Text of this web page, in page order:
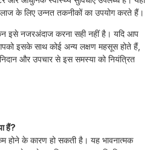
के लिए उन्नत तकनीकों का उपयोग करते हैं।
इसे नजरअंदाज करना सही नहीं है। यदि आप
इसके साथ कोई अन्य लक्षण महसूस होते हैं,
और उपचार से इस समस्या को नियंत्रित
हैं?
होने के कारण हो सकती है। यह भावनात्मक